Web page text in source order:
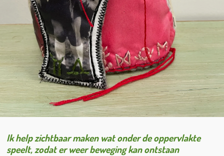
Ik help zichtbaar maken wat onder de oppervlakte
speelt, zodat er weer beweging kan ontstaan